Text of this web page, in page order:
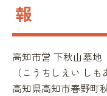
報
高知市営 下秋山墓地
（こうちしえい しも
高知県高知市春野町